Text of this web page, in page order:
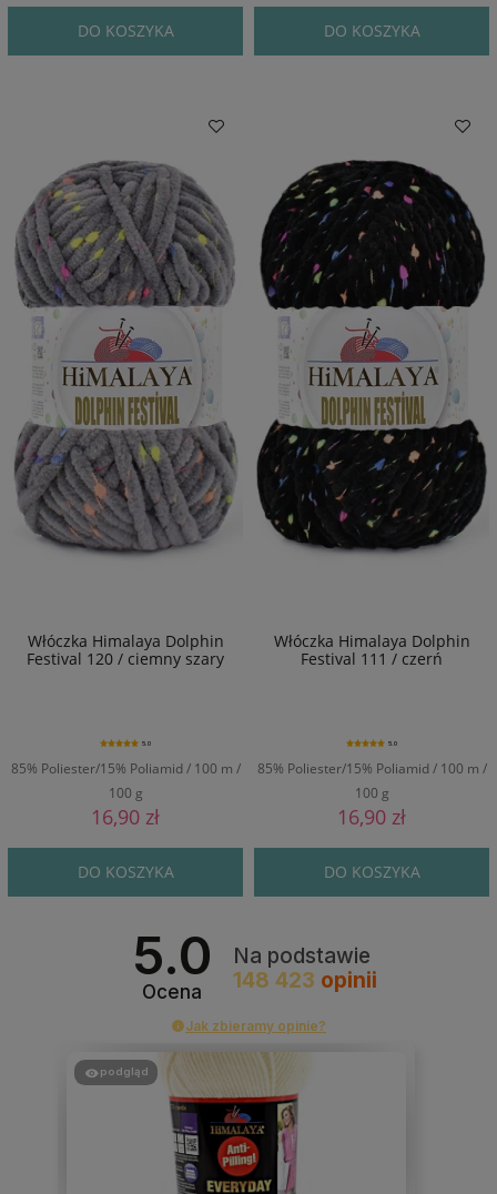
DO KOSZYKA DO KOSZYKA
Włóczka Himalaya Dolphin
Festival 120 / ciemny szary
85% Poliester/15% Poliamid / 100 m /
100 g
5.0
16,90 zł
DO KOSZYKA
Włóczka Himalaya Dolphin
Festival 111 / czerń
85% Poliester/15% Poliamid / 100 m /
100 g
5.0
16,90 zł
DO KOSZYKA
5.0
Ocena
Na podstawie
148 423 opinii
Jak zbieramy opinie?
podgląd